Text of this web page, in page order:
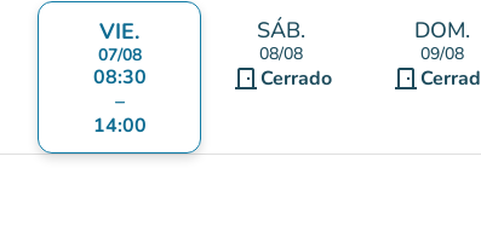
VIE.
07/08
08:30
–
14:00
SÁB.
08/08
door_front Cerrado
DOM.
09/08
door_front